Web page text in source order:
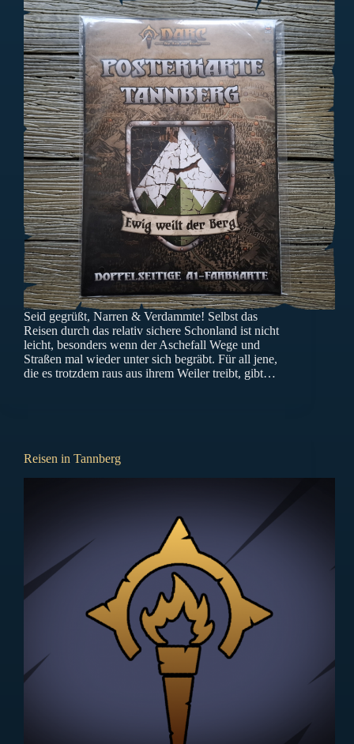
Seid gegrüßt, Narren & Verdammte! Selbst das
Reisen durch das relativ sichere Schonland ist nicht
leicht, besonders wenn der Aschefall Wege und
Straßen mal wieder unter sich begräbt. Für all jene,
die es trotzdem raus aus ihrem Weiler treibt, gibt…
Reisen in Tannberg